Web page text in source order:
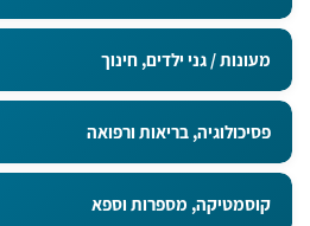
מעונות / גני ילדים, חינוך
פסיכולוגיה, בריאות ורפואה
קוסמטיקה, מספרות וספא